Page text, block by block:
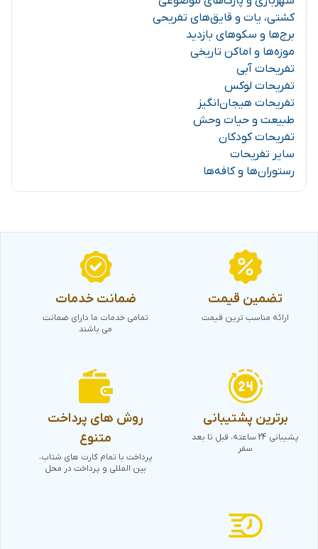
کشتی، یات و قایق‌های تفریحی
برج‌ها و سکوهای بازدید
موزه‌ها و اماکن تاریخی
تفریحات آبی
تفریحات لوکس
تفریحات هیجان‌انگیز
طبیعت و حیات وحش
تفریحات کودکان
سایر تفریحات
رستوران‌ها و کافه‌ها
تضمین قیمت
ارائه مناسب ترین قیمت
ضمانت خدمات
تمامی خدمات ما دارای ضمانت
می باشند
برترین پشتیبانی
پشیبانی 24 ساعته، قبل تا بعد
سفر
روش های پرداخت
متنوع
پرداخت با تمام کارت های شتاب،
بین المللی و پرداخت در محل